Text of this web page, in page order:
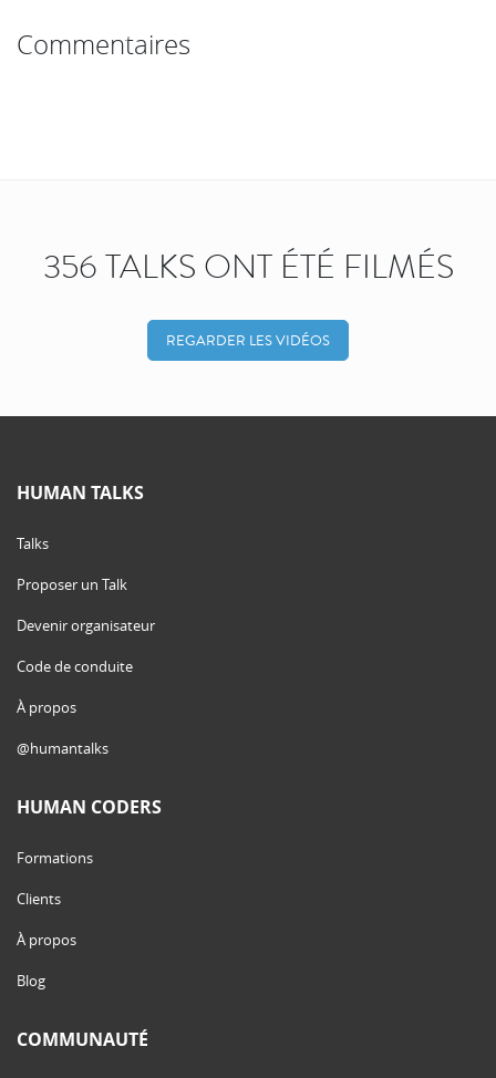
Commentaires
356 TALKS ONT ÉTÉ FILMÉS
REGARDER LES VIDÉOS
HUMAN TALKS
Talks
Proposer un Talk
Devenir organisateur
Code de conduite
À propos
@humantalks
HUMAN CODERS
Formations
Clients
À propos
Blog
COMMUNAUTÉ